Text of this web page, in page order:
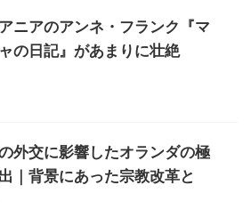
ニアのアンネ・フランク『マ
の日記』があまりに壮絶
外交に影響したオランダの極
｜背景にあった宗教改革と